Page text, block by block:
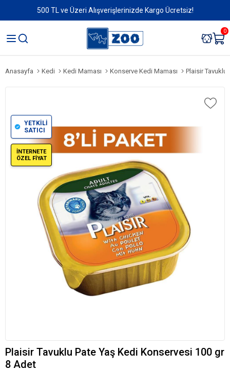
500 TL ve Üzeri Alışverişlerinizde Kargo Ücretsiz!
0
Anasayfa Kedi Kedi Maması Konserve Kedi Maması Plaisir Tavuklu
YETKİLİ
SATICI
İNTERNETE
ÖZEL FİYAT
Plaisir Tavuklu Pate Yaş Kedi Konservesi 100 gr
8 Adet